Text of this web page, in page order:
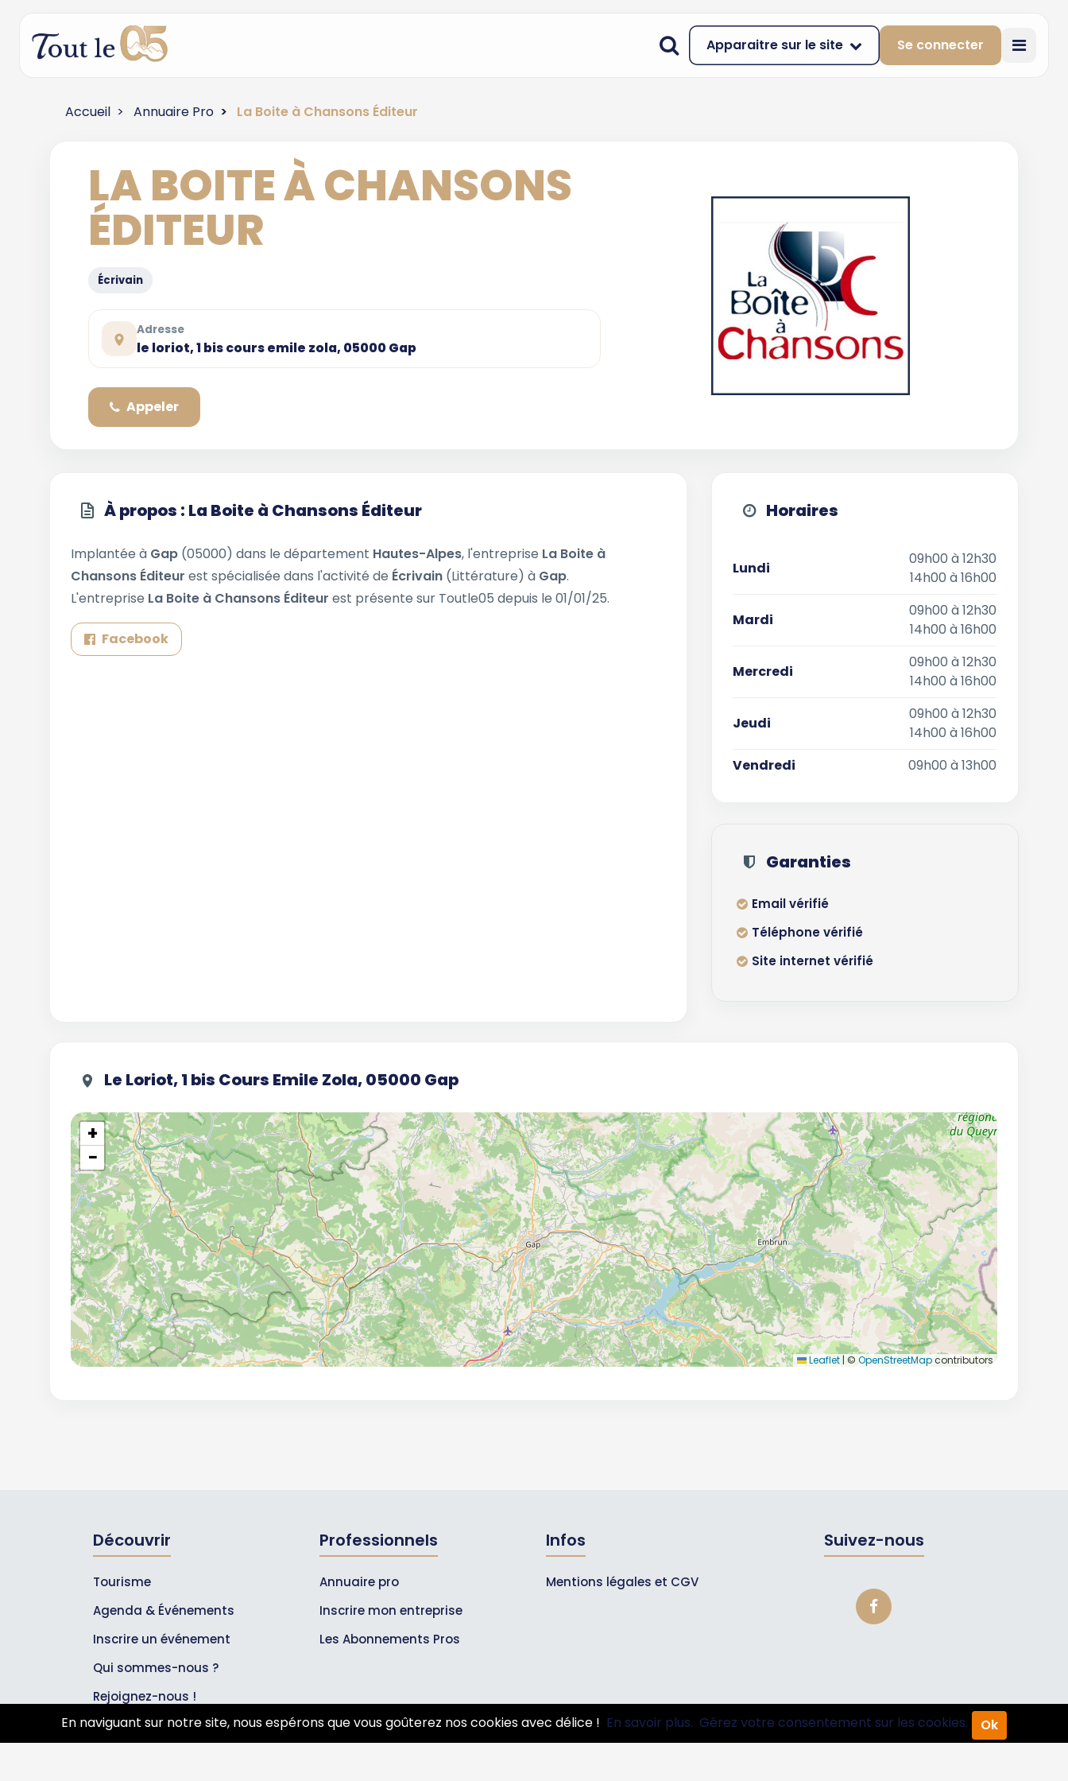
Apparaitre sur le site Se connecter
Accueil Annuaire Pro La Boite à Chansons Éditeur
LA BOITE À CHANSONS
ÉDITEUR
Écrivain
Adresse
le loriot, 1 bis cours emile zola, 05000 Gap
Appeler
À propos : La Boite à Chansons Éditeur
Implantée à Gap (05000) dans le département Hautes-Alpes, l'entreprise La Boite à
Chansons Éditeur est spécialisée dans l'activité de Écrivain (Littérature) à Gap.
L'entreprise La Boite à Chansons Éditeur est présente sur Toutle05 depuis le 01/01/25.
Facebook
Horaires
Lundi
09h00 à 12h30
14h00 à 16h00
Mardi
09h00 à 12h30
14h00 à 16h00
Mercredi
09h00 à 12h30
14h00 à 16h00
Jeudi
09h00 à 12h30
14h00 à 16h00
Vendredi
09h00 à 13h00
Garanties
Email vérifié
Téléphone vérifié
Site internet vérifié
Le Loriot, 1 bis Cours Emile Zola, 05000 Gap
+
−
Leaflet | © OpenStreetMapcontributors
Découvrir
Tourisme
Agenda & Événements
Inscrire un événement
Qui sommes-nous ?
Rejoignez-nous !
Partenaires
Professionnels
Annuaire pro
Inscrire mon entreprise
Les Abonnements Pros
Infos
Mentions légales et CGV
Suivez-nous
En naviguant sur notre site, nous espérons que vous goûterez nos cookies avec délice ! En savoir plus. Gérez votre consentement sur les cookies. Ok